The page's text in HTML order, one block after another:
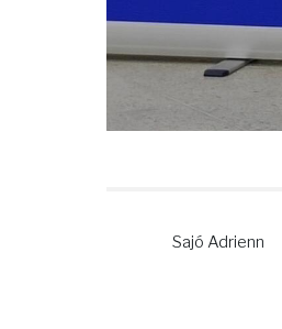
Sajó Adrienn